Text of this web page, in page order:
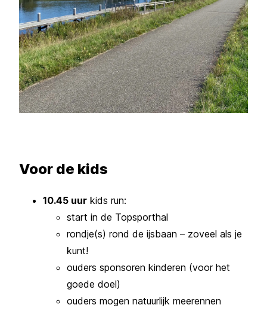
Voor de kids
10.45 uur kids run:
start in de Topsporthal
rondje(s) rond de ijsbaan – zoveel als je
kunt!
ouders sponsoren kinderen (voor het
goede doel)
ouders mogen natuurlijk meerennen